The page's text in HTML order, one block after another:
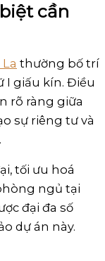
cần
thường bố trí
I giấu kín. Điều
rõ ràng giữa
sự riêng tư và
tối ưu hoá
ngủ tại
đại đa số
dự án này.